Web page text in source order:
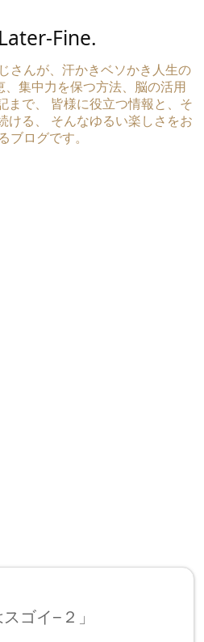
Fine.
さんが、汗かきベソかき人生の
集中力を保つ方法、脳の活用
まで、 皆様に役立つ情報と、そ
ける、 そんなゆるい楽しさをお
ブログです。
ゴイ−２」